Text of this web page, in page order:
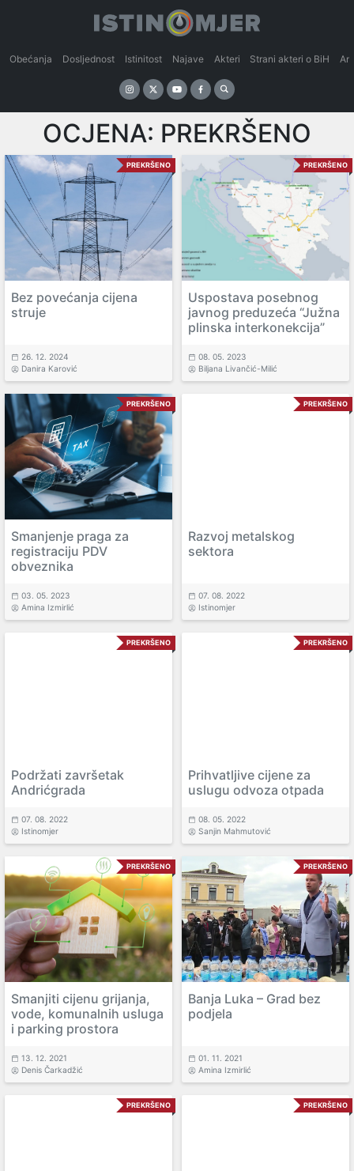
Obećanja Dosljednost Istinitost Najave Akteri Strani akteri o BiH
OCJENA: PREKRŠENO
PREKRŠENO
Bez povećanja cijena
struje
26. 12. 2024
Danira Karović
PREKRŠENO
Uspostava posebnog
javnog preduzeća “Južna
plinska interkonekcija”
08. 05. 2023
Biljana Livančić-Milić
PREKRŠENO
Smanjenje praga za
registraciju PDV
obveznika
03. 05. 2023
Amina Izmirlić
PREKRŠENO
Razvoj metalskog
sektora
07. 08. 2022
Istinomjer
PREKRŠENO
Podržati završetak
Andrićgrada
07. 08. 2022
Istinomjer
PREKRŠENO
Prihvatljive cijene za
uslugu odvoza otpada
08. 05. 2022
Sanjin Mahmutović
PREKRŠENO
Smanjiti cijenu grijanja,
vode, komunalnih usluga
i parking prostora
13. 12. 2021
Denis Čarkadžić
PREKRŠENO
Banja Luka – Grad bez
podjela
01. 11. 2021
Amina Izmirlić
PREKRŠENO PREKRŠENO